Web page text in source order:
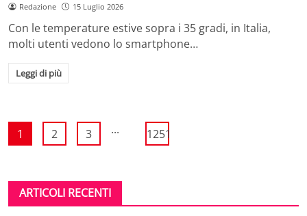
Redazione 15 Luglio 2026
Con le temperature estive sopra i 35 gradi, in Italia,
molti utenti vedono lo smartphone…
Leggi di più
1 2 3 ... 1251
ARTICOLI RECENTI